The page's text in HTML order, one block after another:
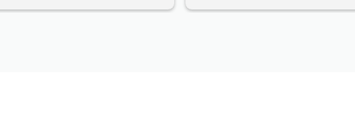
conform afspraak.